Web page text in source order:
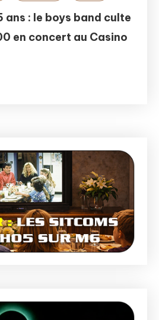
ans : le boys band culte
en concert au Casino